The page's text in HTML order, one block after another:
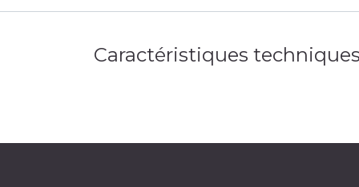
Caractéristiques